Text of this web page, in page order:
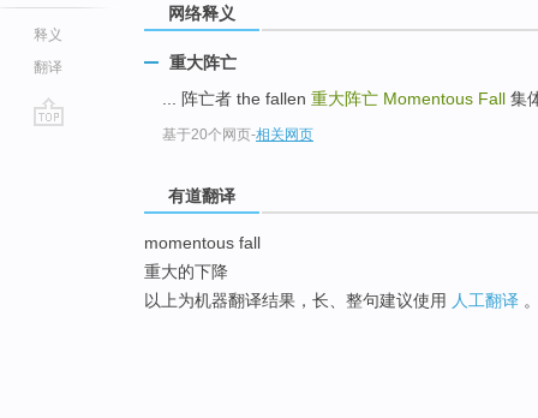
释义
翻译
网络释义
重大阵亡
... 阵亡者 the fallen 重大阵亡 Momentous Fall 集
基于20个网页-相关网页
有道翻译
momentous fall
重大的下降
以上为机器翻译结果，长、整句建议使用 人工翻译